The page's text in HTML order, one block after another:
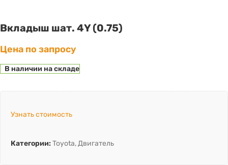
Вкладыш шат. 4Y (0.75)
Цена по запросу
В наличии на складе
Узнать стоимость
Категории: Toyota,Двигатель